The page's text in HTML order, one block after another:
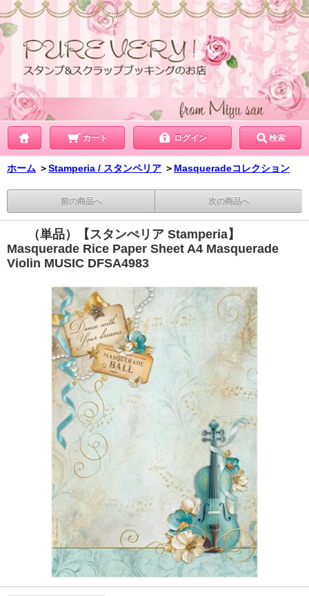
カート ログイン 検索
ホーム ＞Stamperia / スタンペリア ＞ Masqueradeコレクション
前の商品へ 次の商品へ
（単品）【スタンぺリア Stamperia】
Masquerade Rice Paper Sheet A4 Masquerade
Violin MUSIC DFSA4983